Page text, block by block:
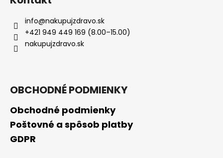
info@nakupujzdravo.sk
+421 949 449 169 (8.00–15.00)
nakupujzdravo.sk
OBCHODNÉ PODMIENKY
Obchodné podmienky
Poštovné a spôsob platby
GDPR